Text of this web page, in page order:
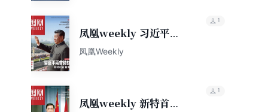
凤凰weekly 习近平两
会时刻（2022年第7
凤凰Weekly
1
凤凰weekly 新特首，
1